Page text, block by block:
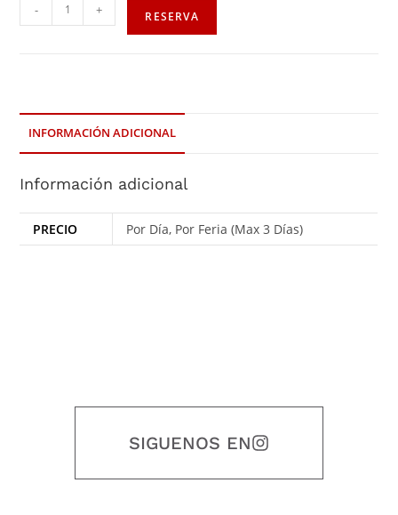
- + RESERVA
INFORMACIÓN ADICIONAL
Información adicional
PRECIO Por Día, Por Feria (Max 3 Días)
SIGUENOS EN